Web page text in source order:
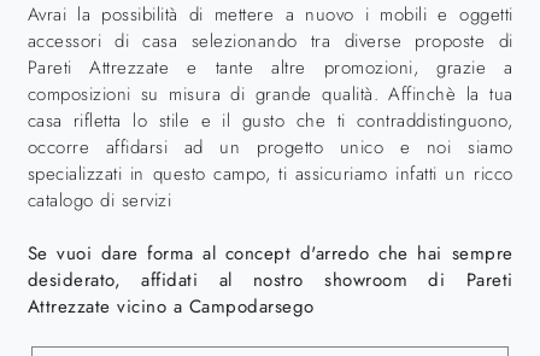
Avrai la possibilità di mettere a nuovo i mobili e oggetti
accessori di casa selezionando tra diverse proposte di
Pareti Attrezzate e tante altre promozioni, grazie a
composizioni su misura di grande qualità. Affinchè la tua
casa rifletta lo stile e il gusto che ti contraddistinguono,
occorre affidarsi ad un progetto unico e noi siamo
specializzati in questo campo, ti assicuriamo infatti un ricco
catalogo di servizi
Se vuoi dare forma al concept d'arredo che hai sempre
desiderato, affidati al nostro showroom di Pareti
Attrezzate vicino a Campodarsego